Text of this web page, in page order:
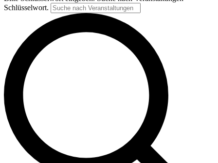
Schlüsselwort.